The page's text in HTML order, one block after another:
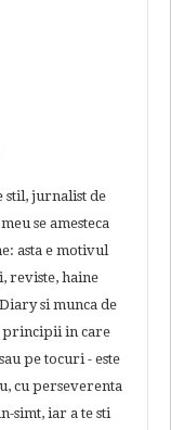
stil, jurnalist de
se amesteca
asta e motivul
reviste, haine
si munca de
principii in care
pe tocuri - este
cu perseverenta
simt, iar a te sti